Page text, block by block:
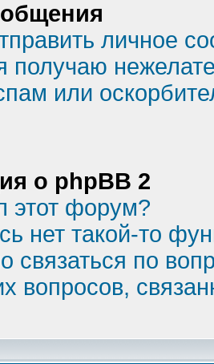
личное
получаю
или
о phpBB 2
этот форум?
нет такой-то
по
вопросов,